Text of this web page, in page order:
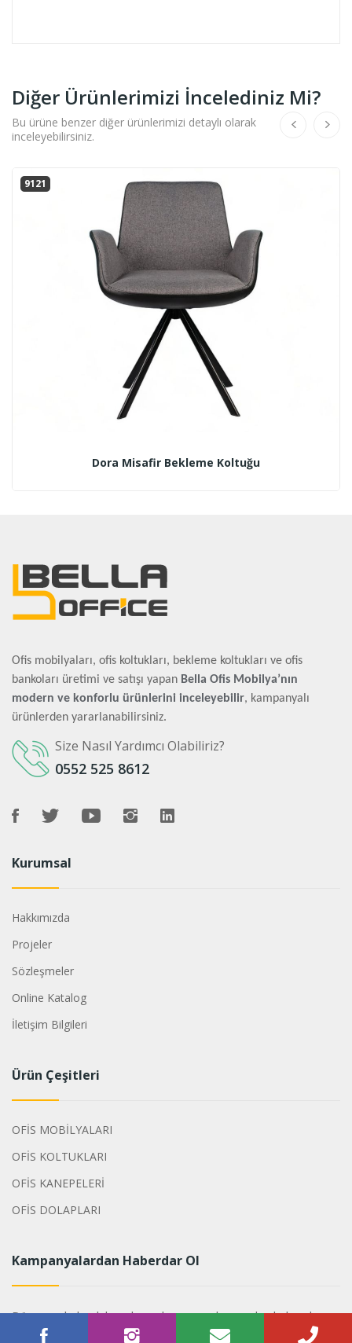
Diğer Ürünlerimizi İncelediniz Mi?
Bu ürüne benzer diğer ürünlerimizi detaylı olarak
inceleyebilirsiniz.
9121
Dora Misafir Bekleme Koltuğu
Ofis mobilyaları, ofis koltukları, bekleme koltukları ve ofis
bankoları üretimi ve satışı yapan Bella Ofis Mobilya’nın
modern ve konforlu ürünlerini inceleyebilir, kampanyalı
ürünlerden yararlanabilirsiniz.
Size Nasıl Yardımcı Olabiliriz?
0552 525 8612
Kurumsal
Hakkımızda
Projeler
Sözleşmeler
Online Katalog
İletişim Bilgileri
Ürün Çeşitleri
OFİS MOBİLYALARI
OFİS KOLTUKLARI
OFİS KANEPELERİ
OFİS DOLAPLARI
Kampanyalardan Haberdar Ol
Dönemsel olarak hazırlanan kampanyalarımızdan haberdar
olabilirsiniz.